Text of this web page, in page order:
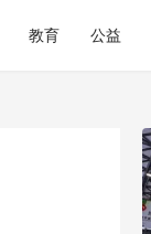
教育 公益